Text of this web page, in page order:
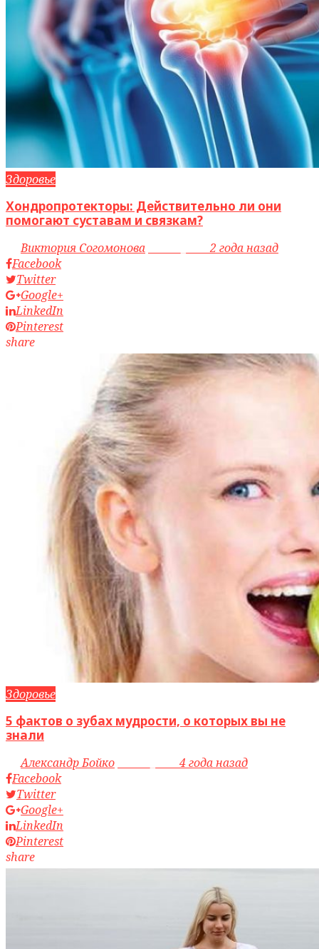
Здоровье
Хондропротекторы: Действительно ли они
помогают суставам и связкам?
byВиктория Согомонова access_time2 года назад
Facebook
Twitter
Google+
LinkedIn
Pinterest
share
Здоровье
5 фактов о зубах мудрости, о которых вы не
знали
byАлександр Бойко
4 года назад
Facebook
Twitter
Google+
LinkedIn
Pinterest
share